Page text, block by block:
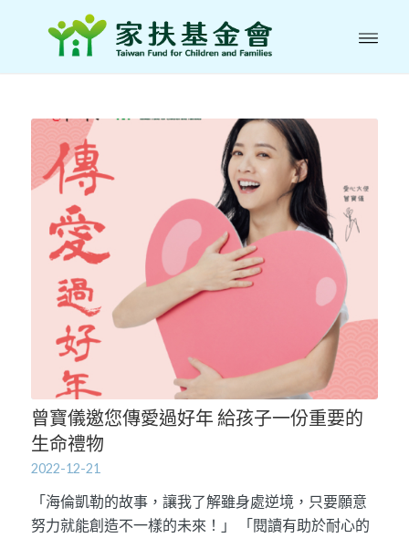
曾寶儀邀您傳愛過好年 給孩子一份重要的
生命禮物
2022-12-21
「海倫凱勒的故事，讓我了解雖身處逆境，只要願意
努力就能創造不一樣的未來！」 「閱讀有助於耐心的